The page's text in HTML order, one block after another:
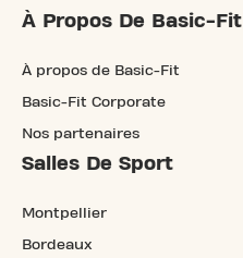
À Propos De Basic-Fit
À propos de Basic-Fit
Basic-Fit Corporate
Nos partenaires
Salles De Sport
Montpellier
Bordeaux